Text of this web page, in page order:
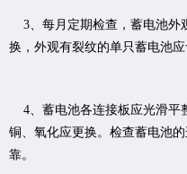
3、每月定期检查，蓄电池外
换，外观有裂纹的单只蓄电池应
4、蓄电池各连接板应光滑平
铜、氧化应更换。检查蓄电池
靠。